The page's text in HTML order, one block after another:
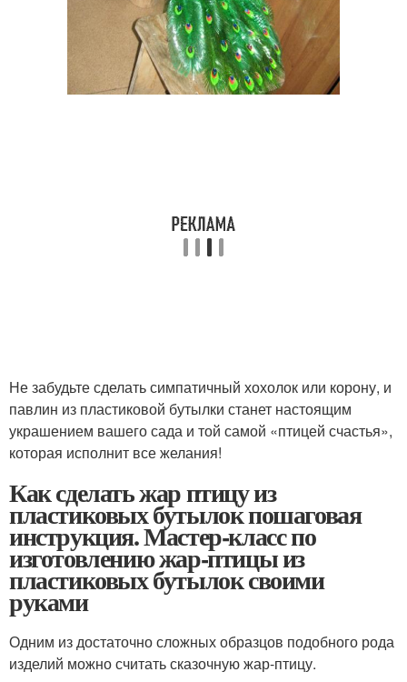
Не забудьте сделать симпатичный хохолок или корону, и
павлин из пластиковой бутылки станет настоящим
украшением вашего сада и той самой «птицей счастья»,
которая исполнит все желания!
Как сделать жар птицу из
пластиковых бутылок пошаговая
инструкция. Мастер-класс по
изготовлению жар-птицы из
пластиковых бутылок своими
руками
Одним из достаточно сложных образцов подобного рода
изделий можно считать сказочную жар-птицу.